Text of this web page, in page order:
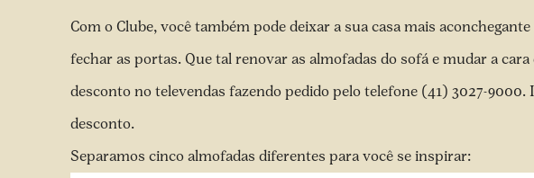
Com o Clube, você também pode deixar a sua casa mais
fechar as portas. Que tal renovar as almofadas do sofá e mudar a cara
desconto no televendas fazendo pedido pelo telefone (41) 3027-
desconto.
Separamos cinco almofadas diferentes para você se inspirar: